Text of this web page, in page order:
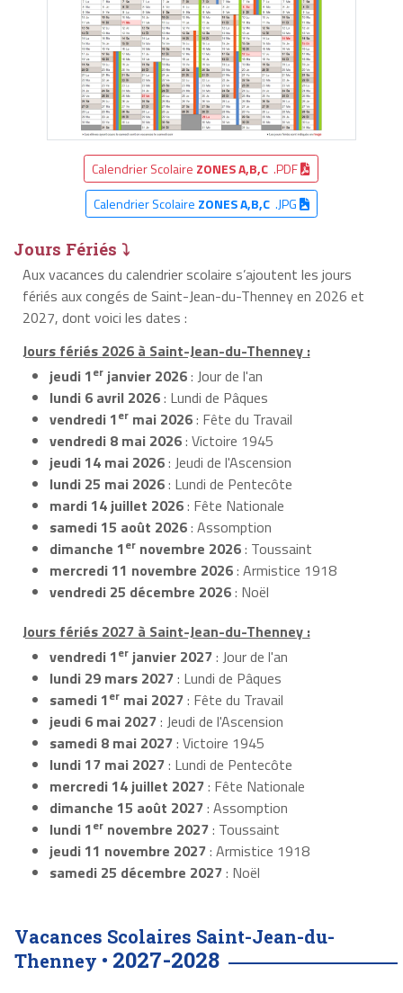
Calendrier Scolaire ZONES A,B,C .PDF
Calendrier Scolaire ZONES A,B,C.JPG
Jours Fériés ⤵
Aux vacances du calendrier scolaire s’ajoutent les jours
fériés aux congés de Saint-Jean-du-Thenney en 2026 et
2027, dont voici les dates :
Jours fériés 2026 à Saint-Jean-du-Thenney :
jeudi 1er janvier 2026: Jour de l'an
lundi 6 avril 2026: Lundi de Pâques
vendredi 1er mai 2026: Fête du Travail
vendredi 8 mai 2026: Victoire 1945
jeudi 14 mai 2026: Jeudi de l'Ascension
lundi 25 mai 2026: Lundi de Pentecôte
mardi 14 juillet 2026: Fête Nationale
samedi 15 août 2026: Assomption
dimanche 1er novembre 2026: Toussaint
mercredi 11 novembre 2026: Armistice 1918
vendredi 25 décembre 2026: Noël
Jours fériés 2027 à Saint-Jean-du-Thenney :
vendredi 1er janvier 2027: Jour de l'an
lundi 29 mars 2027: Lundi de Pâques
samedi 1er mai 2027: Fête du Travail
jeudi 6 mai 2027: Jeudi de l'Ascension
samedi 8 mai 2027: Victoire 1945
lundi 17 mai 2027: Lundi de Pentecôte
mercredi 14 juillet 2027: Fête Nationale
dimanche 15 août 2027: Assomption
lundi 1er novembre 2027: Toussaint
jeudi 11 novembre 2027: Armistice 1918
samedi 25 décembre 2027: Noël
Vacances Scolaires Saint-Jean-du-
Thenney • 2027-2028